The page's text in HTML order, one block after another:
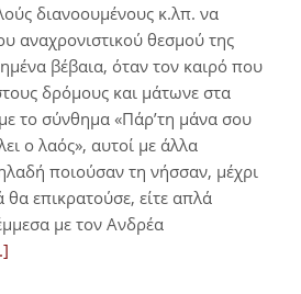
διανοουμένους κ.λπ. να
αναχρονιστικού θεσμού της
βέβαια, όταν τον καιρό που
δρόμους και μάτωνε στα
το σύνθημα «Πάρ’τη μάνα σου
ο λαός», αυτοί με άλλα
ποιούσαν τη νήσσαν, μέχρι
θα επικρατούσε, είτε απλά
με τον Ανδρέα